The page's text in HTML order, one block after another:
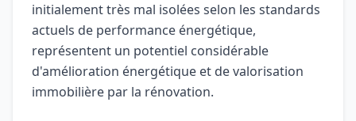
initialement très mal isolées selon les standards
actuels de performance énergétique,
représentent un potentiel considérable
d'amélioration énergétique et de valorisation
immobilière par la rénovation.